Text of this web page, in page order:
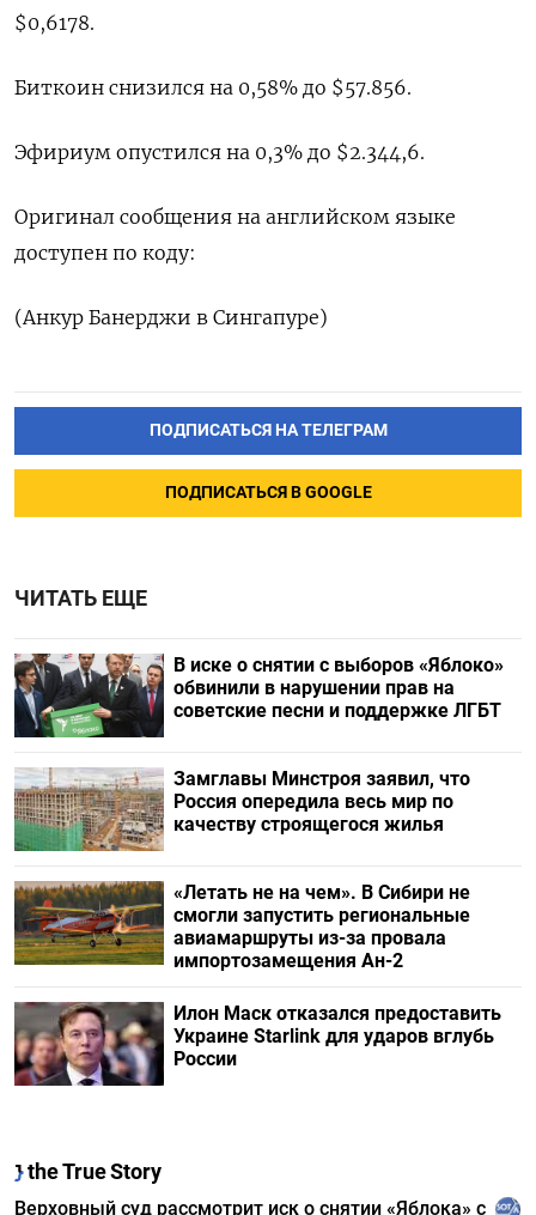
$0,6178​.
Биткоин снизился на 0,58% до $57.856.
Эфириум опустился на 0,3% до $2.344,6.
Оригинал сообщения на английском языке
доступен по коду:
(Анкур Банерджи в Сингапуре)
ПОДПИСАТЬСЯ НА ТЕЛЕГРАМ
ПОДПИСАТЬСЯ В GOOGLE
ЧИТАТЬ ЕЩЕ
В иске о снятии с выборов «Яблоко»
обвинили в нарушении прав на
советские песни и поддержке ЛГБТ
Замглавы Минстроя заявил, что
Россия опередила весь мир по
качеству строящегося жилья
«Летать не на чем». В Сибири не
смогли запустить региональные
авиамаршруты из-за провала
импортозамещения Ан-2
Илон Маск отказался предоставить
Украине Starlink для ударов вглубь
России